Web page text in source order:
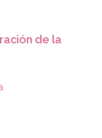
de la